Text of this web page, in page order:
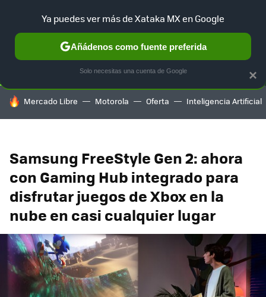
SELECCIÓN GAMING HOME AUTO TERRITORIO
HOY SE HABLA DE
Mercado Libre Motorola Oferta Inteligencia Artificial
Samsung FreeStyle Gen 2: ahora
con Gaming Hub integrado para
disfrutar juegos de Xbox en la
nube en casi cualquier lugar
×
Ya puedes ver más de Xataka MX en Google
Añádenos como fuente preferida
Solo necesitas una cuenta de Google